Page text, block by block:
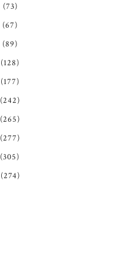
(73)
(67)
(89)
(128)
(177)
(242)
(265)
(277)
(305)
(274)